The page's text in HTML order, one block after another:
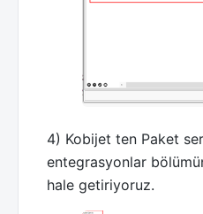
4) Kobijet ten Paket
entegrasyonlar
hale getiriyoruz.